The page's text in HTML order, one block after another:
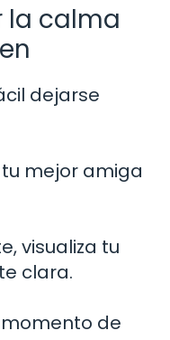
la calma
dejarse
mejor amiga
visualiza tu
clara.
de